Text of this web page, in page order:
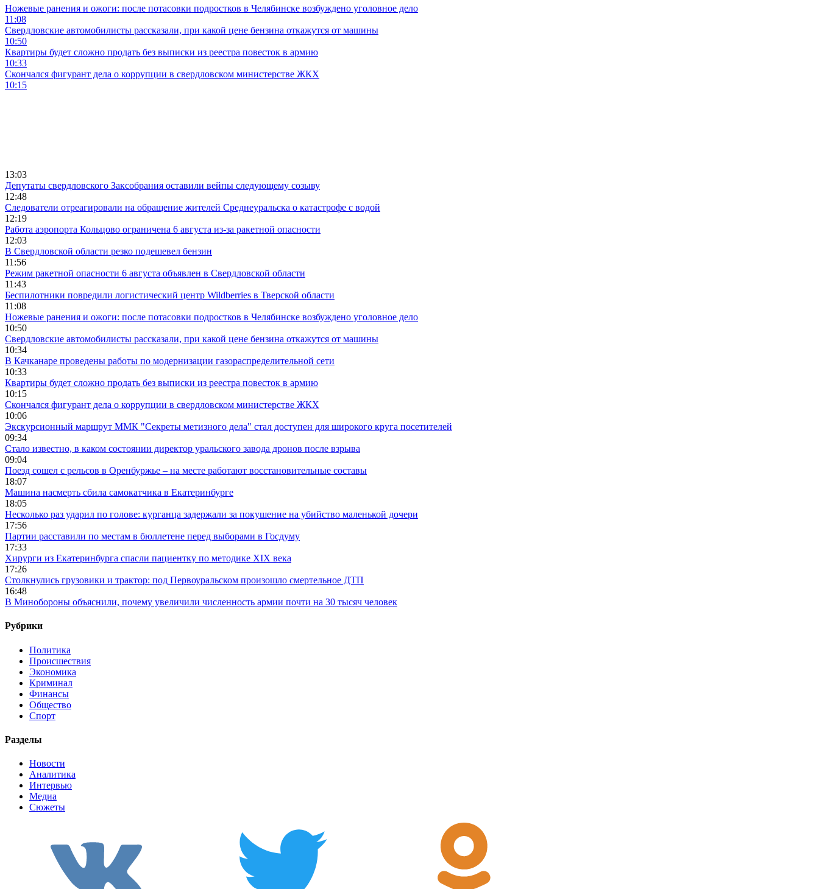
Ножевые ранения и ожоги: после потасовки подростков в Челябинске возбуждено уголовное дело
11:08
Свердловские автомобилисты рассказали, при какой цене бензина откажутся от машины
10:50
Квартиры будет сложно продать без выписки из реестра повесток в армию
10:33
Скончался фигурант дела о коррупции в свердловском министерстве ЖКХ
10:15
13:03
Депутаты свердловского Заксобрания оставили вейпы следующему созыву
12:48
Следователи отреагировали на обращение жителей Среднеуральска о катастрофе с водой
12:19
Работа аэропорта Кольцово ограничена 6 августа из-за ракетной опасности
12:03
В Свердловской области резко подешевел бензин
11:56
Режим ракетной опасности 6 августа объявлен в Свердловской области
11:43
Беспилотники повредили логистический центр Wildberries в Тверской области
11:08
Ножевые ранения и ожоги: после потасовки подростков в Челябинске возбуждено уголовное дело
10:50
Свердловские автомобилисты рассказали, при какой цене бензина откажутся от машины
10:34
В Качканаре проведены работы по модернизации газораспределительной сети
10:33
Квартиры будет сложно продать без выписки из реестра повесток в армию
10:15
Скончался фигурант дела о коррупции в свердловском министерстве ЖКХ
10:06
Экскурсионный маршрут ММК "Секреты метизного дела" стал доступен для широкого круга посетителей
09:34
Стало известно, в каком состоянии директор уральского завода дронов после взрыва
09:04
Поезд сошел с рельсов в Оренбуржье – на месте работают восстановительные составы
18:07
Машина насмерть сбила самокатчика в Екатеринбурге
18:05
Несколько раз ударил по голове: курганца задержали за покушение на убийство маленькой дочери
17:56
Партии расставили по местам в бюллетене перед выборами в Госдуму
17:33
Хирурги из Екатеринбурга спасли пациентку по методике XIX века
17:26
Столкнулись грузовики и трактор: под Первоуральском произошло смертельное ДТП
16:48
В Минобороны объяснили, почему увеличили численность армии почти на 30 тысяч человек
Рубрики
Политика
Происшествия
Экономика
Криминал
Финансы
Общество
Спорт
Разделы
Новости
Аналитика
Интервью
Медиа
Сюжеты